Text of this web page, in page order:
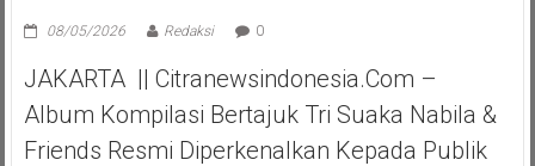
08/05/2026 Redaksi 0
JAKARTA || Citranewsindonesia.com –
Album Kompilasi Bertajuk Tri Suaka Nabila &
Friends Resmi Diperkenalkan Kepada Publik